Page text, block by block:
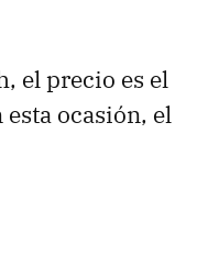
el precio es el
ocasión, el